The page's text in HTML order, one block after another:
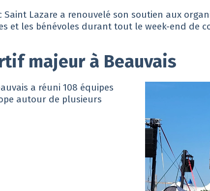
Saint Lazare a renouvelé son soutien aux
et les bénévoles durant tout le week-end de
majeur à Beauvais
a réuni 108 équipes
autour de plusieurs